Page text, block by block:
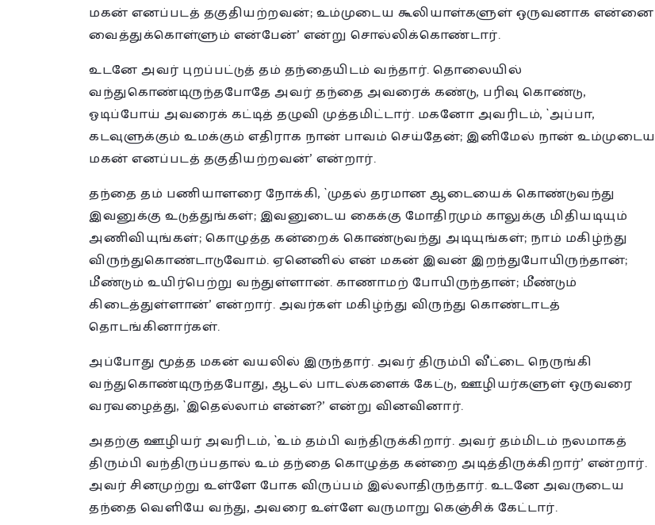
மகன் எனப்படத் தகுதியற்றவன்; உம்முடைய கூலியாள்களுள் ஒருவனாக என்னை
வைத்துக்கொள்ளும் என்பேன்’ என்று சொல்லிக்கொண்டார்.
உடனே அவர் புறப்பட்டுத் தம் தந்தையிடம் வந்தார். தொலையில்
வந்துகொண்டிருந்தபோதே அவர் தந்தை அவரைக் கண்டு, பரிவு கொண்டு,
ஓடிப்போய் அவரைக் கட்டித் தழுவி முத்தமிட்டார். மகனோ அவரிடம், `அப்பா,
கடவுளுக்கும் உமக்கும் எதிராக நான் பாவம் செய்தேன்; இனிமேல் நான் உம்முடைய
மகன் எனப்படத் தகுதியற்றவன்’ என்றார்.
தந்தை தம் பணியாளரை நோக்கி, `முதல் தரமான ஆடையைக் கொண்டுவந்து
இவனுக்கு உடுத்துங்கள்; இவனுடைய கைக்கு மோதிரமும் காலுக்கு மிதியடியும்
அணிவியுங்கள்; கொழுத்த கன்றைக் கொண்டுவந்து அடியுங்கள்; நாம் மகிழ்ந்து
விருந்துகொண்டாடுவோம். ஏனெனில் என் மகன் இவன் இறந்துபோயிருந்தான்;
மீண்டும் உயிர்பெற்று வந்துள்ளான். காணாமற் போயிருந்தான்; மீண்டும்
கிடைத்துள்ளான்’ என்றார். அவர்கள் மகிழ்ந்து விருந்து கொண்டாடத்
தொடங்கினார்கள்.
அப்போது மூத்த மகன் வயலில் இருந்தார். அவர் திரும்பி வீட்டை நெருங்கி
வந்துகொண்டிருந்தபோது, ஆடல் பாடல்களைக் கேட்டு, ஊழியர்களுள் ஒருவரை
வரவழைத்து, `இதெல்லாம் என்ன?’ என்று வினவினார்.
அதற்கு ஊழியர் அவரிடம், `உம் தம்பி வந்திருக்கிறார். அவர் தம்மிடம் நலமாகத்
திரும்பி வந்திருப்பதால் உம் தந்தை கொழுத்த கன்றை அடித்திருக்கிறார்’ என்றார்.
அவர் சினமுற்று உள்ளே போக விருப்பம் இல்லாதிருந்தார். உடனே அவருடைய
தந்தை வெளியே வந்து, அவரை உள்ளே வருமாறு கெஞ்சிக் கேட்டார்.